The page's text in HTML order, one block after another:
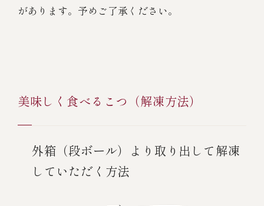
があります。予めご了承ください。
美味しく食べるこつ（解凍方法）
外箱（段ボール）より取り出して解凍
していただく方法